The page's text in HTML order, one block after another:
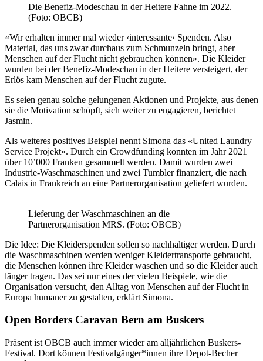
Die Benefiz-Modeschau in der Heitere Fahne im 2022.
(Foto: OBCB)
«Wir erhalten immer mal wieder ‹interessante› Spenden. Also
Material, das uns zwar durchaus zum Schmunzeln bringt, aber
Menschen auf der Flucht nicht gebrauchen können». Die Kleider
wurden bei der Benefiz-Modeschau in der Heitere versteigert, der
Erlös kam Menschen auf der Flucht zugute.
Es seien genau solche gelungenen Aktionen und Projekte, aus denen
sie die Motivation schöpft, sich weiter zu engagieren, berichtet
Jasmin.
Als weiteres positives Beispiel nennt Simona das «United Laundry
Service Projekt». Durch ein Crowdfunding konnten im Jahr 2021
über 10’000 Franken gesammelt werden. Damit wurden zwei
Industrie-Waschmaschinen und zwei Tumbler finanziert, die nach
Calais in Frankreich an eine Partnerorganisation geliefert wurden.
Lieferung der Waschmaschinen an die
Partnerorganisation MRS. (Foto: OBCB)
Die Idee: Die Kleiderspenden sollen so nachhaltiger werden. Durch
die Waschmaschinen werden weniger Kleidertransporte gebraucht,
die Menschen können ihre Kleider waschen und so die Kleider auch
länger tragen. Das sei nur eines der vielen Beispiele, wie die
Organisation versucht, den Alltag von Menschen auf der Flucht in
Europa humaner zu gestalten, erklärt Simona.
Open Borders Caravan Bern am Buskers
Präsent ist OBCB auch immer wieder am alljährlichen Buskers-
Festival. Dort können Festivalgänger*innen ihre Depot-Becher